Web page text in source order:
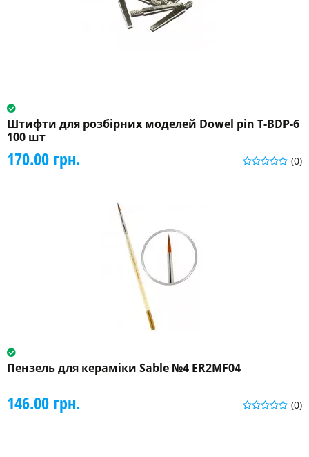
Штифти для розбірних моделей Dowel pin T-BDP-6
100 шт
(0)
170.00 грн.
Пензель для кераміки Sable №4 ER2MF04
(0)
146.00 грн.